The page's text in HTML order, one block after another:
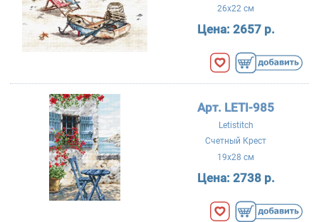
26x22 см
Цена: 2657 р.
Арт. LETI-985
Letistitch
Счетный Крест
19x28 см
Цена: 2738 р.